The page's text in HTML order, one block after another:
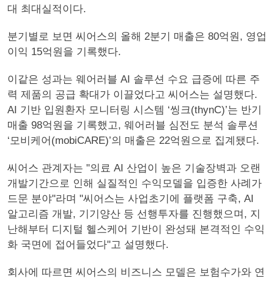
대 최대실적이다.
분기별로 보면 씨어스의 올해 2분기 매출은 80억원, 영업
이익 15억원을 기록했다.
이같은 성과는 웨어러블 AI 솔루션 수요 급증에 따른 주
력 제품의 공급 확대가 이끌었다고 씨어스는 설명했다.
AI 기반 입원환자 모니터링 시스템 ‘씽크(thynC)’는 반기
매출 98억원을 기록했고, 웨어러블 심전도 분석 솔루션
‘모비케어(mobiCARE)’의 매출은 22억원으로 집계됐다.
씨어스 관계자는 "의료 AI 산업이 높은 기술장벽과 오랜
개발기간으로 인해 실질적인 수익모델을 입증한 사례가
드문 분야"라며 "씨어스는 사업초기에 플랫폼 구축, AI
알고리즘 개발, 기기양산 등 선행투자를 진행했으며, 지
난해부터 디지털 헬스케어 기반이 완성돼 본격적인 수익
화 국면에 접어들었다"고 설명했다.
회사에 따르면 씨어스의 비즈니스 모델은 보험수가와 연